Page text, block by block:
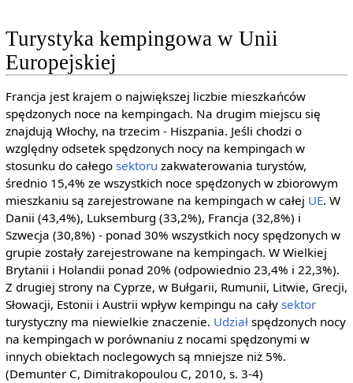
Turystyka kempingowa w Unii
Europejskiej
Francja jest krajem o największej liczbie mieszkańców
spędzonych noce na kempingach. Na drugim miejscu się
znajdują Włochy, na trzecim - Hiszpania. Jeśli chodzi o
względny odsetek spędzonych nocy na kempingach w
stosunku do całego sektoru zakwaterowania turystów,
średnio 15,4% ze wszystkich noce spędzonych w zbiorowym
mieszkaniu są zarejestrowane na kempingach w całej UE. W
Danii (43,4%), Luksemburg (33,2%), Francja (32,8%) i
Szwecja (30,8%) - ponad 30% wszystkich nocy spędzonych w
grupie zostały zarejestrowane na kempingach. W Wielkiej
Brytanii i Holandii ponad 20% (odpowiednio 23,4% i 22,3%).
Z drugiej strony na Cyprze, w Bułgarii, Rumunii, Litwie, Grecji,
Słowacji, Estonii i Austrii wpływ kempingu na cały sektor
turystyczny ma niewielkie znaczenie. Udziałspędzonych nocy
na kempingach w porównaniu z nocami spędzonymi w
innych obiektach noclegowych są mniejsze niż 5%.
(Demunter C, Dimitrakopoulou C, 2010, s. 3-4)